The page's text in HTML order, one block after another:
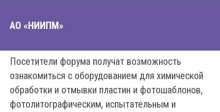
АО «НИИПМ»
Посетители форума получат возможность
ознакомиться с оборудованием для химической
обработки и отмывки пластин и фотошаблонов,
фотолитографическим, испытательным и